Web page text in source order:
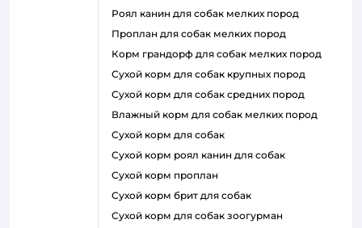
роял канин для собак мелких пород
проплан для собак мелких пород
корм грандорф для собак мелких пород
сухой корм для собак крупных пород
сухой корм для собак средних пород
влажный корм для собак мелких пород
сухой корм для собак
сухой корм роял канин для собак
сухой корм проплан
сухой корм брит для собак
сухой корм для собак зоогурман